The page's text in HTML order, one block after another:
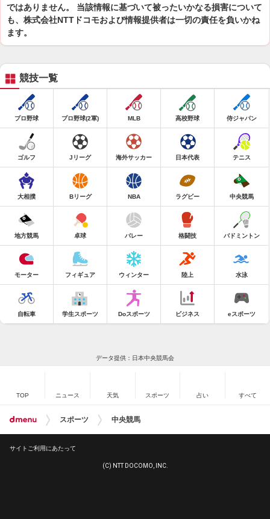
ではありません。 当該情報に基づいて被ったいかなる損害について
も、株式会社NTTドコモおよび情報提供者は一切の責任を負いかね
ます。
競技一覧
プロ野球 プロ野球(2軍) MLB 高校野球 侍ジャパン
ゴルフ Jリーグ 海外サッカー 日本代表 テニス
大相撲 Bリーグ NBA ラグビー 中央競馬
地方競馬 卓球 バレー 格闘技 バドミントン
モーター フィギュア ウィンター 陸上 水泳
自転車 学生スポーツ Doスポーツ ビジネス eスポーツ
データ提供：日本中央競馬会
TOP ニュース 天気 スポーツ 占い すべて
スポーツ 中央競馬
サイトご利用にあたって
(C) NTT DOCOMO, INC.